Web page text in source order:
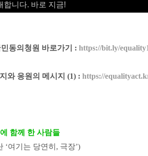
합니다. 바로 지금!
동의청원 바로가기 : https://bit.ly/
와 응원의 메시지 (1) : https://
함께 한 사람들
‘여기는 당연히, 극장’)